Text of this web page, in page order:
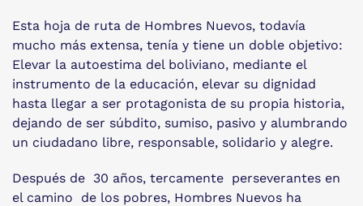
Esta hoja de ruta de Hombres Nuevos, todavía
mucho más extensa, tenía y tiene un doble objetivo:
Elevar la autoestima del boliviano, mediante el
instrumento de la educación, elevar su dignidad
hasta llegar a ser protagonista de su propia historia,
dejando de ser súbdito, sumiso, pasivo y alumbrando
un ciudadano libre, responsable, solidario y alegre.
Después de 30 años, tercamente perseverantes en
el camino de los pobres, Hombres Nuevos ha